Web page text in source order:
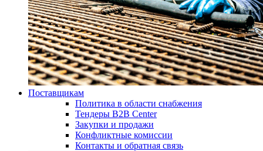
Поставщикам
Политика в области снабжения
Тендеры B2B Center
Закупки и продажи
Конфликтные комиссии
Контакты и обратная связь